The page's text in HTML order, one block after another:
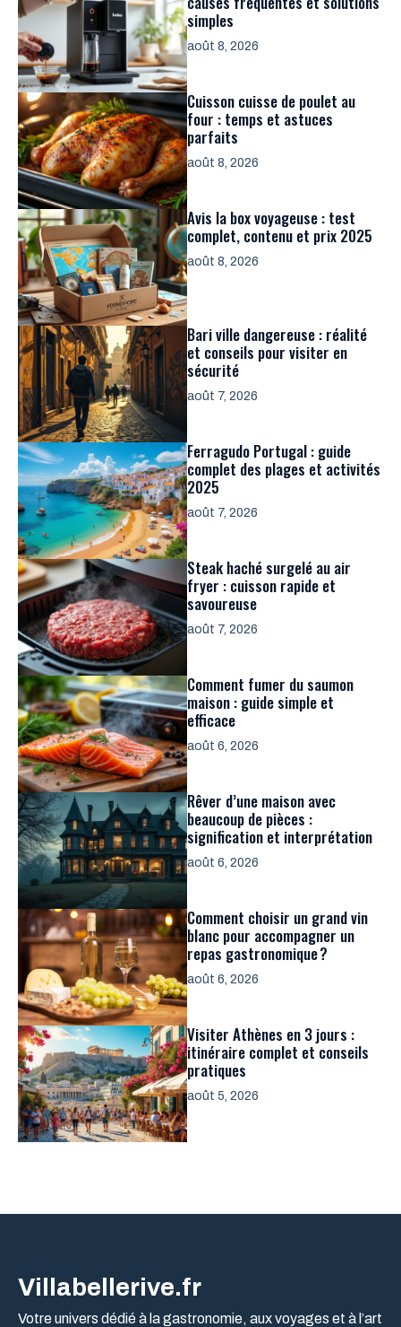
simples
août 8, 2026
Cuisson cuisse de poulet au
four : temps et astuces
parfaits
août 8, 2026
Avis la box voyageuse : test
complet, contenu et prix 2025
août 8, 2026
Bari ville dangereuse : réalité
et conseils pour visiter en
sécurité
août 7, 2026
Ferragudo Portugal : guide
complet des plages et activités
2025
août 7, 2026
Steak haché surgelé au air
fryer : cuisson rapide et
savoureuse
août 7, 2026
Comment fumer du saumon
maison : guide simple et
efficace
août 6, 2026
Rêver d’une maison avec
beaucoup de pièces :
signification et interprétation
août 6, 2026
Comment choisir un grand vin
blanc pour accompagner un
repas gastronomique ?
août 6, 2026
Visiter Athènes en 3 jours :
itinéraire complet et conseils
pratiques
août 5, 2026
Villabellerive.fr
Votre univers dédié à la gastronomie, aux voyages et à l’art